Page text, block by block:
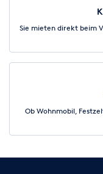
Sie mieten direkt beim
Ob Wohnmobil,